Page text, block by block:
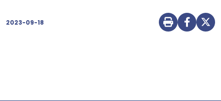
2023-09-18 Drukuj